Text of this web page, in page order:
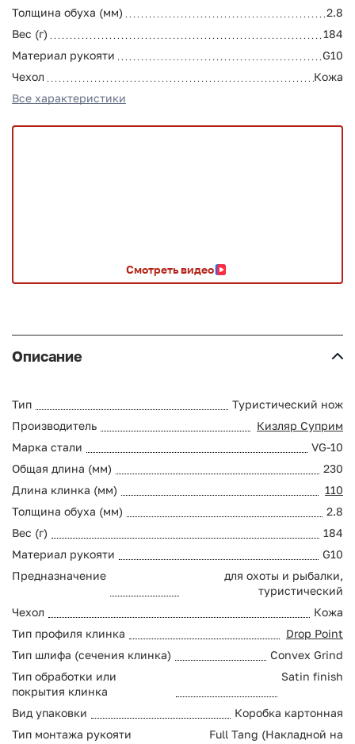
Толщина обуха (мм)
2.8
Вес (г)
184
Материал рукояти
G10
Чехол
Кожа
Все характеристики
Смотреть видео
Описание
Тип
Туристический нож
Производитель
Кизляр Суприм
Марка стали
VG-10
Общая длина (мм)
230
Длина клинка (мм)
110
Толщина обуха (мм)
2.8
Вес (г)
184
Материал рукояти
G10
Предназначение
для охоты и рыбалки,
туристический
Чехол
Кожа
Тип профиля клинка
Drop Point
Тип шлифа (сечения клинка)
Convex Grind
Тип обработки или
покрытия клинка
Satin finish
Вид упаковки
Коробка картонная
Тип монтажа рукояти
Full Tang (Накладной на